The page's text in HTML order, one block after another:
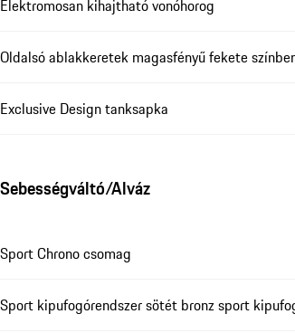
Elektromosan kihajtható vonóhorog
Oldalsó ablakkeretek magasfényű fekete
Exclusive Design tanksapka
Sebességváltó/Alváz
Sport Chrono csomag
Sport kipufogórendszer sötét bronz sport